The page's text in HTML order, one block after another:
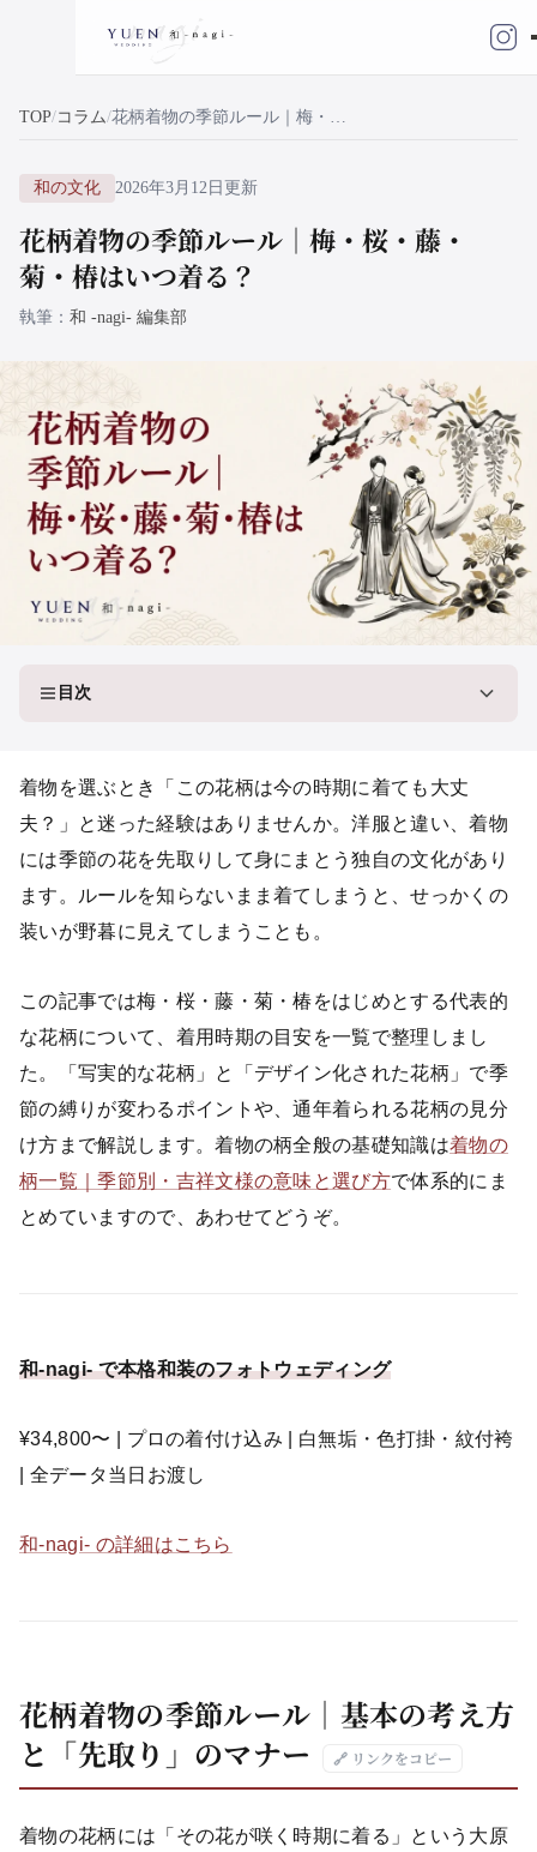
TOP コラム 花柄着物の季節ルール｜梅・桜・藤・菊・椿はいつ着る？
和の文化 2026年3月12日更新
花柄着物の季節ルール｜梅・桜・藤・
菊・椿はいつ着る？
執筆 和 -nagi- 編集部
目次
着物を選ぶとき「この花柄は今の時期に着ても大丈
夫？」と迷った経験はありませんか。洋服と違い、着物
には季節の花を先取りして身にまとう独自の文化があり
ます。ルールを知らないまま着てしまうと、せっかくの
装いが野暮に見えてしまうことも。
この記事では梅・桜・藤・菊・椿をはじめとする代表的
な花柄について、着用時期の目安を一覧で整理しまし
た。「写実的な花柄」と「デザイン化された花柄」で季
節の縛りが変わるポイントや、通年着られる花柄の見分
け方まで解説します。着物の柄全般の基礎知識は着物の
柄一覧｜季節別・吉祥文様の意味と選び方で体系的にま
とめていますので、あわせてどうぞ。
和-nagi- で本格和装のフォトウェディング
¥34,800〜 | プロの着付け込み | 白無垢・色打掛・紋付袴
| 全データ当日お渡し
和-nagi- の詳細はこちら
花柄着物の季節ルール｜基本の考え方
と「先取り」のマナー
🔗 リンクをコピー
着物の花柄には「その花が咲く時期に着る」という大原